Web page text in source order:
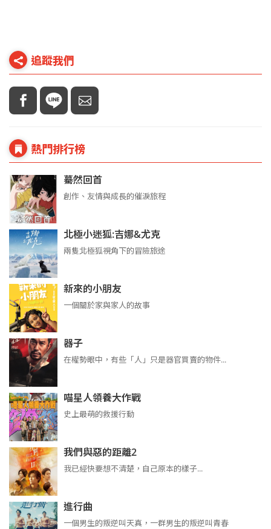
追蹤我們
熱門排行榜
驀然回首
創作、友情與成長的催淚旅程
北極小迷狐:吉娜&尤克
兩隻北極狐視角下的冒險旅途
新來的小朋友
一個關於家與家人的故事
器子
在權勢眼中，有些「人」只是器官買賣的物件...
喵星人領養大作戰
史上最萌的救援行動
我們與惡的距離2
我已經快要想不清楚，自己原本的樣子...
進行曲
​​​一個男生的叛逆叫天真，一群男生的叛逆叫青春